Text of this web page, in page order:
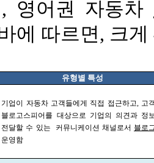
, 영어권 자동차
에 따르면 , 크게
유형별 특성
기업이 자동차 고객들에게 직접 접근하고, 고
블로고스피어를 대상으로 기업의 의견과 정
전달할 수 있는
커뮤니케이션 채널로서 블로
운영함